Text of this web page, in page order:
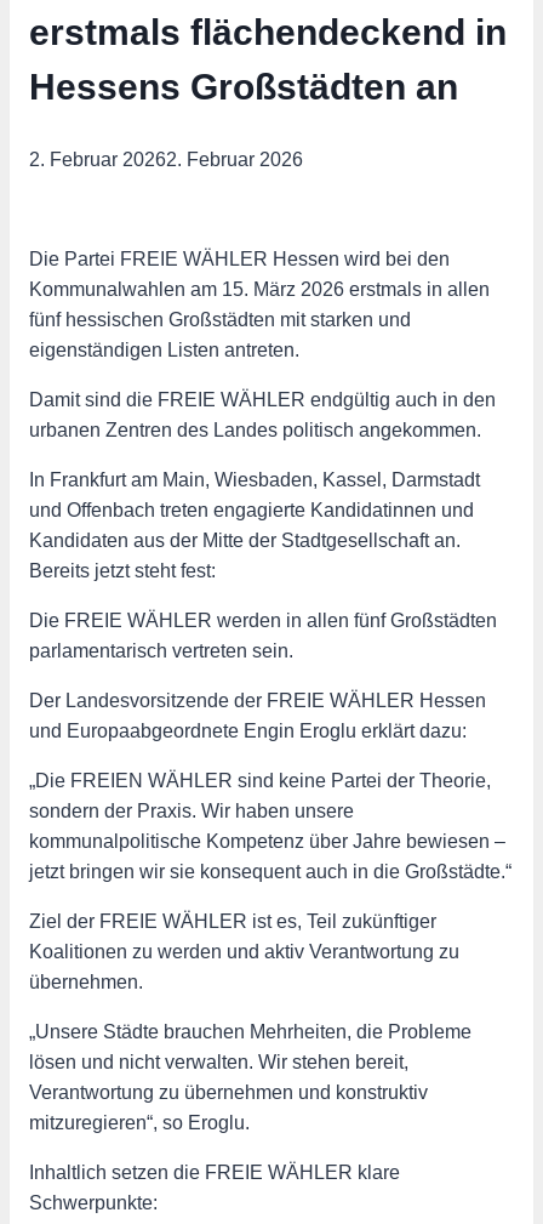
erstmals flächendeckend in
Hessens Großstädten an
2. Februar 20262. Februar 2026
Die Partei FREIE WÄHLER Hessen wird bei den
Kommunalwahlen am 15. März 2026 erstmals in allen
fünf hessischen Großstädten mit starken und
eigenständigen Listen antreten.
Damit sind die FREIE WÄHLER endgültig auch in den
urbanen Zentren des Landes politisch angekommen.
In Frankfurt am Main, Wiesbaden, Kassel, Darmstadt
und Offenbach treten engagierte Kandidatinnen und
Kandidaten aus der Mitte der Stadtgesellschaft an.
Bereits jetzt steht fest:
Die FREIE WÄHLER werden in allen fünf Großstädten
parlamentarisch vertreten sein.
Der Landesvorsitzende der FREIE WÄHLER Hessen
und Europaabgeordnete Engin Eroglu erklärt dazu:
„Die FREIEN WÄHLER sind keine Partei der Theorie,
sondern der Praxis. Wir haben unsere
kommunalpolitische Kompetenz über Jahre bewiesen –
jetzt bringen wir sie konsequent auch in die Großstädte.“
Ziel der FREIE WÄHLER ist es, Teil zukünftiger
Koalitionen zu werden und aktiv Verantwortung zu
übernehmen.
„Unsere Städte brauchen Mehrheiten, die Probleme
lösen und nicht verwalten. Wir stehen bereit,
Verantwortung zu übernehmen und konstruktiv
mitzuregieren“, so Eroglu.
Inhaltlich setzen die FREIE WÄHLER klare
Schwerpunkte: